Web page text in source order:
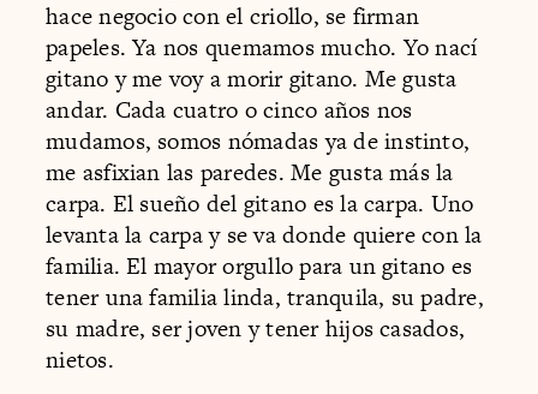
hace negocio con el criollo, se firman
papeles. Ya nos quemamos mucho. Yo nací
gitano y me voy a morir gitano. Me gusta
andar. Cada cuatro o cinco años nos
mudamos, somos nómadas ya de instinto,
me asfixian las paredes. Me gusta más la
carpa. El sueño del gitano es la carpa. Uno
levanta la carpa y se va donde quiere con la
familia. El mayor orgullo para un gitano es
tener una familia linda, tranquila, su padre,
su madre, ser joven y tener hijos casados,
nietos.